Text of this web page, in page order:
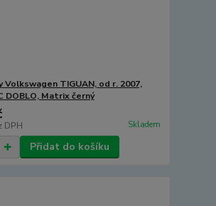
TIGUAN, od r. 2007,
DOBLO, Matrix černý
DPH Skladem
Přidat do košíku